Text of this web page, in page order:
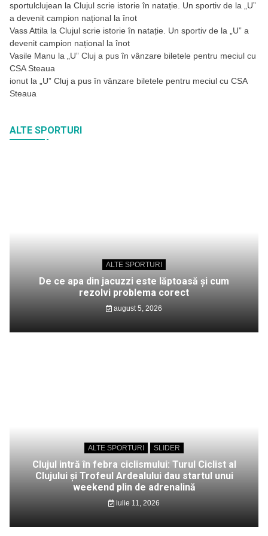
sportulclujean la Clujul scrie istorie în natație. Un sportiv de la „U”
a devenit campion național la înot
Vass Attila la Clujul scrie istorie în natație. Un sportiv de la „U” a
devenit campion național la înot
Vasile Manu la „U” Cluj a pus în vânzare biletele pentru meciul cu
CSA Steaua
ionut la „U” Cluj a pus în vânzare biletele pentru meciul cu CSA
Steaua
ALTE SPORTURI
ALTE SPORTURI
De ce apa din jacuzzi este lăptoasă și cum
rezolvi problema corect
august 5, 2026
ALTE SPORTURI SLIDER
Clujul intră în febra ciclismului: Turul Ciclist al
Clujului și Trofeul Ardealului dau startul unui
weekend plin de adrenalină
iulie 11, 2026